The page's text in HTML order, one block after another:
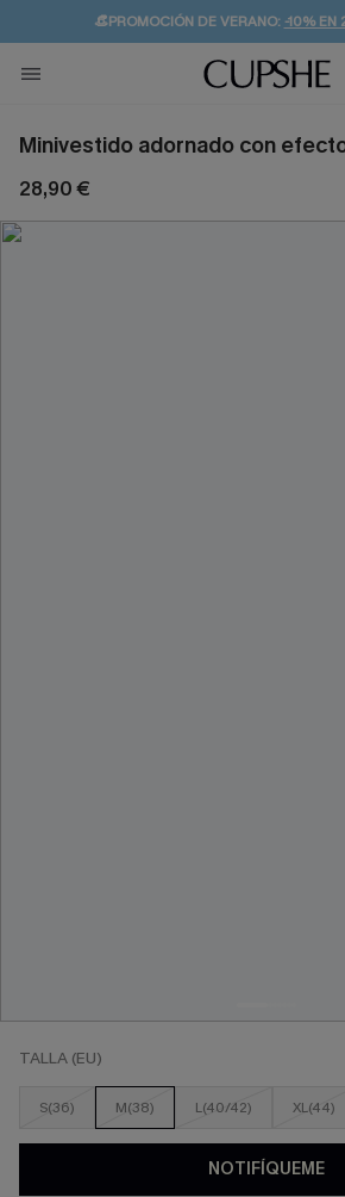
👒PROMOCIÓN DE VERANO:-10% EN
💌¡SUSCRIBIRSE & GANAR -10%
🚚ENVÍO GRATUITO A PARTIR
Minivestido adornado con
28,90 €
TALLA (EU)
S(36) M(38) L(40/42) XL(44)
NOTIFÍQUEME